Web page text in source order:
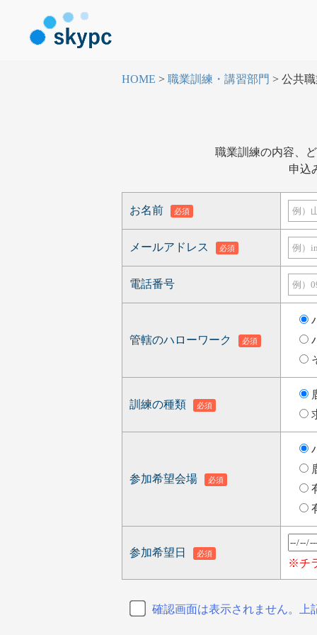
HOME > 職業訓練・講習部門 > 公共
職業訓練の内容、
申込
お名前 必須
メールアドレス 必須
電話番号
管轄のハローワーク 必須
訓練の種類 必須
参加希望会場 必須
参加希望日 必須
※チ
確認画面は表示されません。